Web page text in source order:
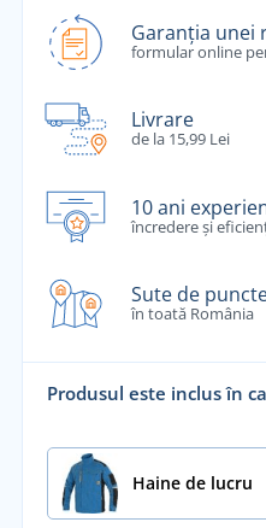
Garanția unei
formular online
Livrare
de la 15,99 Lei
10 ani
încredere și
Sute de
în toată România
Produsul este inclus în
Haine de lucru